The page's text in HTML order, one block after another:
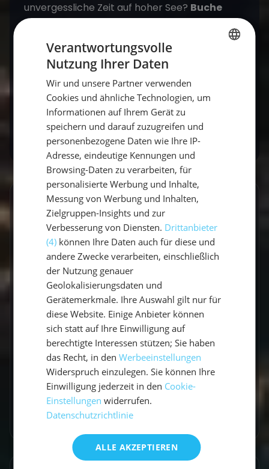
unvergessliche Zeit auf hoher See? Buche
jetzt deinen Segelurlaub mit sailwithus
erlebe Abenteuer und entdecke Orte, die du
nie allein gefunden hättest. Werde Teil einer
Crew, die genauso das Meer liebt wie du! Neue
Leute kennenlernen kann so einfach sein.
Jetzt buchen
GESCHRIEBEN VON
Vicci
Travel Explorerin
Vicci schreibt über Segelabenteuer,
Küstenorte und Reisen abseits der üblichen
Routen. Mit einem Gespür für besondere
Momente verbindet sie Explorer-Spirit mit
praktischen Travel-Tipps.
Zum Autorenprofil→
Verantwortungsvolle
Nutzung Ihrer Daten
Wir und unsere Partner verwenden
Cookies und ähnliche Technologien, um
Informationen auf Ihrem Gerät zu
speichern und darauf zuzugreifen und
personenbezogene Daten wie Ihre IP-
Adresse, eindeutige Kennungen und
Browsing-Daten zu verarbeiten, für
personalisierte Werbung und Inhalte,
Messung von Werbung und Inhalten,
Zielgruppen-Insights und zur
Verbesserung von Diensten. Drittanbieter
(4) können Ihre Daten auch für diese und
andere Zwecke verarbeiten, einschließlich
der Nutzung genauer
Geolokalisierungsdaten und
Gerätemerkmale. Ihre Auswahl gilt nur für
diese Website. Einige Anbieter können
sich statt auf Ihre Einwilligung auf
berechtigte Interessen stützen; Sie haben
das Recht, in denWerbeeinstellungen
Widerspruch einzulegen. Sie können Ihre
Einwilligung jederzeit in den Cookie-
Einstellungen widerrufen.
Datenschutzrichtlinie
ALLE AKZEPTIEREN